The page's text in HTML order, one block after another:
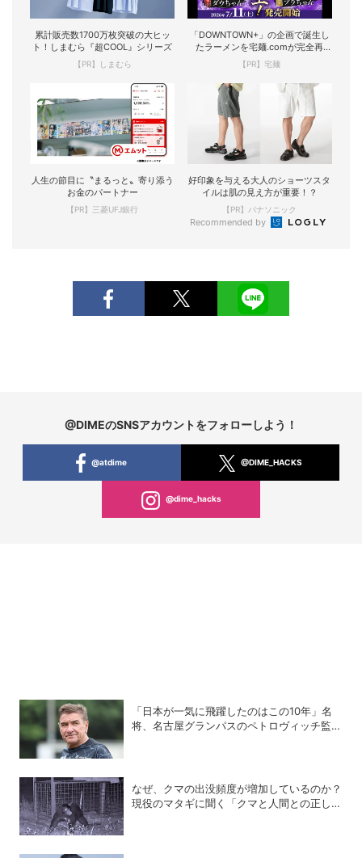
累計販売数1700万枚突破の大ヒッ
ト！しまむら『超COOL』シリーズ
【PR】しまむら
「DOWNTOWN+」の企画で誕生し
たラーメンを宅麺.comが完全再
現！
【PR】宅麺
人生の節目に〝まるっと〟寄り添う
お金のパートナー
【PR】三菱UFJ銀行
好印象を与える大人のショーツスタ
イルは肌の見え方が重要！？
【PR】パナソニック
Recommended by
@DIMEのSNSアカウントをフォローしよう！
@atdime @DIME_HACKS
@dime_hacks
「日本が一気に飛躍したのはこの10年」名
将、名古屋グランパスのペトロヴィッチ監督
なぜ、クマの出没頻度が増加しているのか？
現役のマタギに聞く「クマと人間との正しい